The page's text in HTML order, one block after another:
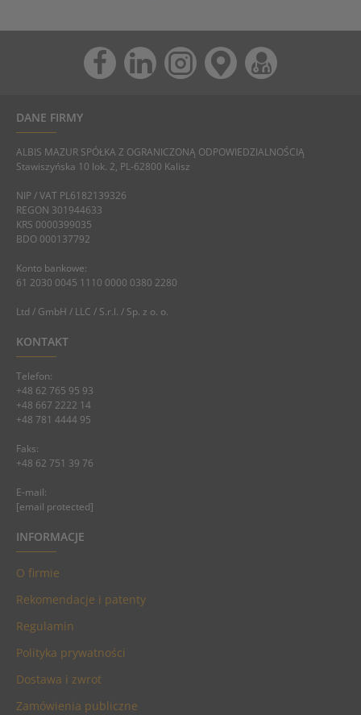
DANE FIRMY
ALBIS MAZUR SPÓŁKA Z OGRANICZONĄ ODPOWIEDZIALNOŚCIĄ
Stawiszyńska 10 lok. 2, PL-62800 Kalisz
NIP / VAT PL6182139326
REGON 301944633
KRS 0000399035
BDO 000137792
Konto bankowe:
61 2030 0045 1110 0000 0380 2280
Ltd / GmbH / LLC / S.r.l. / Sp. z o. o.
KONTAKT
Telefon:
+48 62 765 95 93
+48 667 2222 14
+48 781 4444 95
Faks:
+48 62 751 39 76
E-mail:
[email protected]
INFORMACJE
O firmie
Rekomendacje i patenty
Regulamin
Polityka prywatności
Dostawa i zwrot
Zamówienia publiczne